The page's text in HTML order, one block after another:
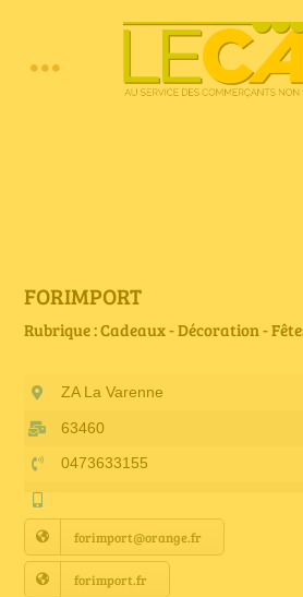
Toggle
E-book
Petites annonces
Annuaire Fournisseurs
Actualités
FORIMPORT
Rubrique : Cadeaux - Décoration -
ZA La Varenne
63460
0473633155
forimport@orange.fr
forimport.fr